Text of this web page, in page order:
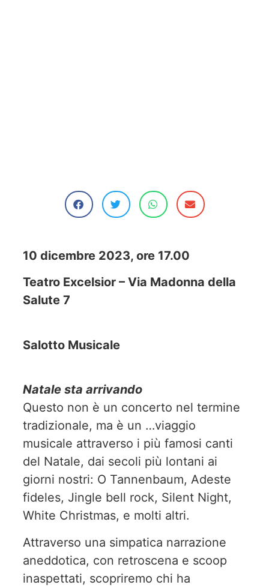
10 dicembre 2023, ore 17.00
Teatro Excelsior – Via Madonna della
Salute 7
Salotto Musicale
Natale sta arrivando
Questo non è un concerto nel termine
tradizionale, ma è un …viaggio
musicale attraverso i più famosi canti
del Natale, dai secoli più lontani ai
giorni nostri: O Tannenbaum, Adeste
fideles, Jingle bell rock, Silent Night,
White Christmas, e molti altri.
Attraverso una simpatica narrazione
aneddotica, con retroscena e scoop
inaspettati, scopriremo chi ha